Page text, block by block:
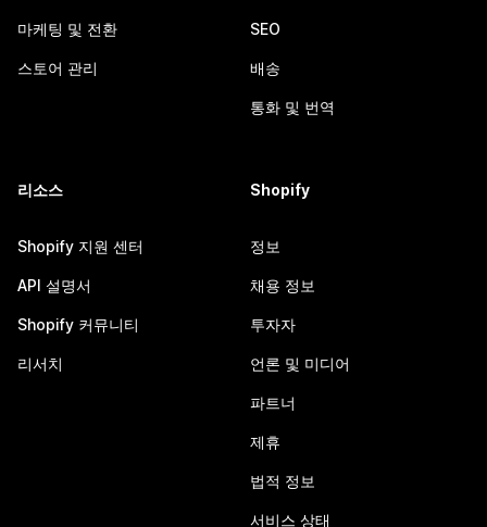
마케팅 및 전환
스토어 관리
SEO
배송
통화 및 번역
리소스
Shopify 지원 센터
API 설명서
Shopify 커뮤니티
리서치
Shopify
정보
채용 정보
투자자
언론 및 미디어
파트너
제휴
법적 정보
서비스 상태